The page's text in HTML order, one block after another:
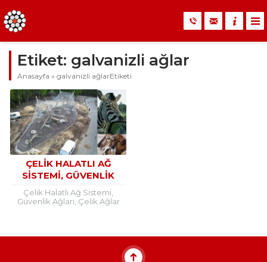
Etiket: galvanizli ağlar
Anasayfa » galvanizli ağlarEtiketi
ÇELIK HALATLI AĞ
SISTEMI, GÜVENLIK
AĞLARI, ÇELIK AĞLAR
Çelik Halatlı Ağ Sistemi,
Güvenlik Ağları, Çelik Ağlar
her sektörde...